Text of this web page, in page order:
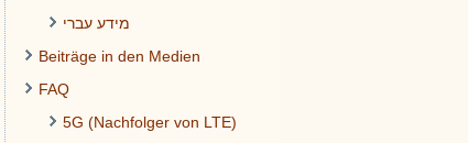
מידע עברי
Beiträge in den Medien
FAQ
5G (Nachfolger von LTE)